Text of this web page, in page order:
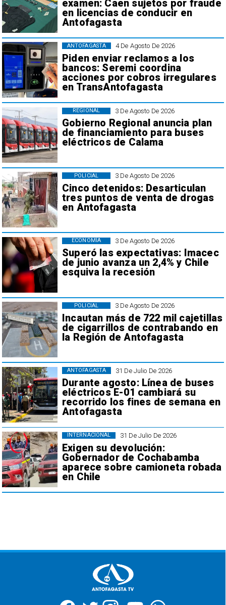
examen: Caen sujetos por fraude
en licencias de conducir en
Antofagasta
4 De Agosto De 2026
Piden enviar reclamos a los
bancos: Seremi coordina
acciones por cobros irregulares
en TransAntofagasta
ANTOFAGASTA
3 De Agosto De 2026
Gobierno Regional anuncia plan
de financiamiento para buses
eléctricos de Calama
REGIONAL
3 De Agosto De 2026
Cinco detenidos: Desarticulan
tres puntos de venta de drogas
en Antofagasta
POLICIAL
3 De Agosto De 2026
Superó las expectativas: Imacec
de junio avanza un 2,4% y Chile
esquiva la recesión
ECONOMÍA
3 De Agosto De 2026
Incautan más de 722 mil cajetillas
de cigarrillos de contrabando en
la Región de Antofagasta
POLICIAL
31 De Julio De 2026
Durante agosto: Línea de buses
eléctricos E-01 cambiará su
recorrido los fines de semana en
Antofagasta
ANTOFAGASTA
31 De Julio De 2026
Exigen su devolución:
Gobernador de Cochabamba
aparece sobre camioneta robada
en Chile
INTERNACIONAL